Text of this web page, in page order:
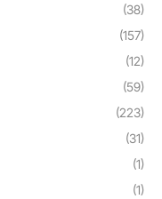
(38)
(157)
(12)
(59)
(223)
(31)
(1)
(1)